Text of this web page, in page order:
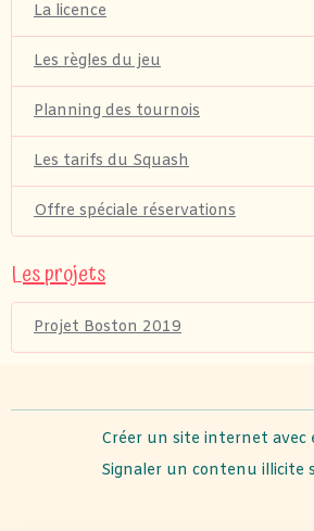
La licence
Les règles du jeu
Planning des tournois
Les tarifs du Squash
Offre spéciale réservations
Les projets
Projet Boston 2019
Créer un site internet avec
Signaler un contenu illicite